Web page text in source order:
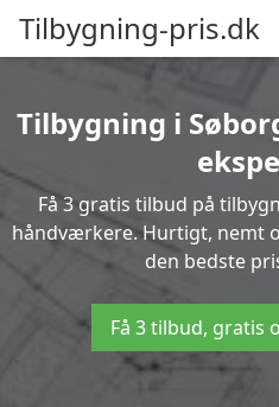
Tilbygning-pris.dk
Tilbygning i
Få 3 gratis tilbud på
håndværkere. Hurtigt, nemt
den bedste
Få 3 tilbud, gratis